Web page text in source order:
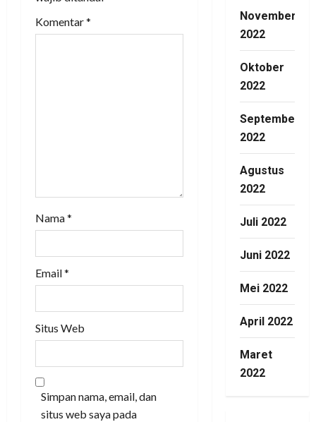
i
Komentar*
Nama*
Email*
Situs Web
Simpan nama, email, dan
situs web saya pada
November
2022
Oktober
2022
September
2022
Agustus
2022
Juli 2022
Juni 2022
Mei 2022
April 2022
Maret
2022